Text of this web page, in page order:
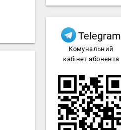
Telegram
Комунальний
кабінет абонента